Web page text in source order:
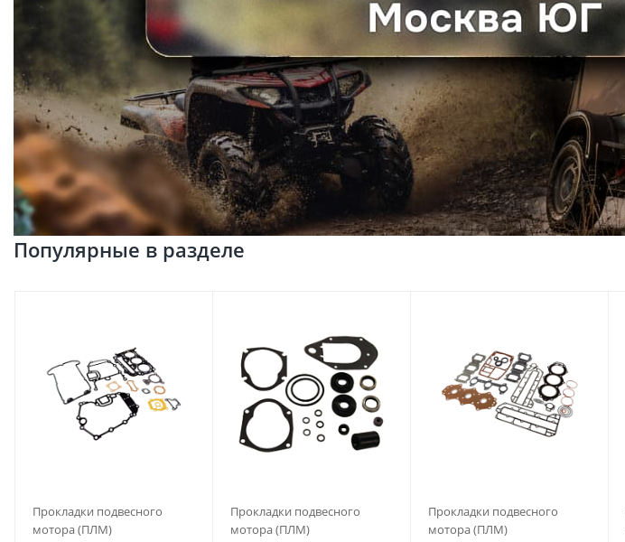
Популярные в разделе
Прокладки подвесного
мотора (ПЛМ)
Прокладки подвесного
мотора (ПЛМ)
Прокладки подвесного
мотора (ПЛМ)